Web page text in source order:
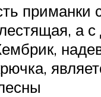
приманки
а